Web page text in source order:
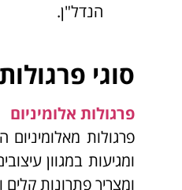
הנדל"ן.
סוגי
פרגולות אלומיניום
פרגולות
ומגיעות במגוון
ומצריך פתרונות קלים